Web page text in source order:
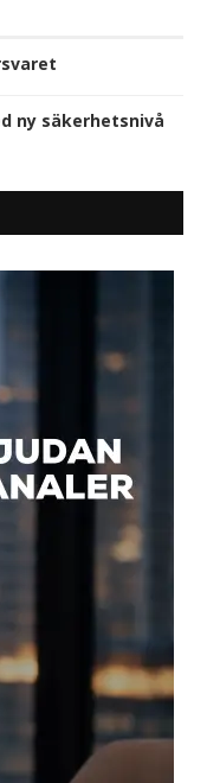
ny säkerhetsnivå